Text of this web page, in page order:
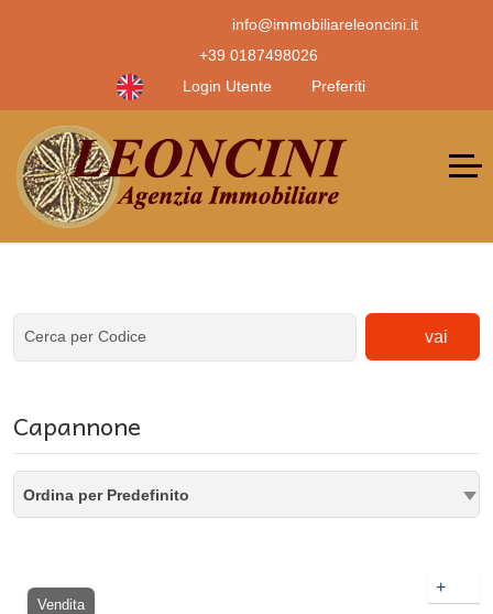
info@immobiliareleoncini.it
+39 0187498026
Login Utente
Preferiti
vai
Capannone
Ordina per Predefinito
Vendita
+